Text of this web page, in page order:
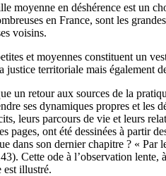
moyenne en déshérence est un
en France, sont les
voisins.
et moyennes constituent un
justice territoriale mais également
un retour aux sources de la
ses dynamiques propres et les
leurs parcours de vie et leurs
pages, ont été dessinées à partir
dans son dernier chapitre ? «
Cette ode à l’observation lente,
est illustré.